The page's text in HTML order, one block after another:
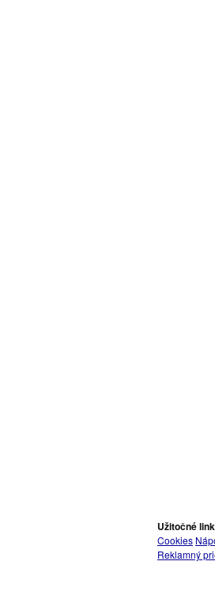
Užitočné
Cookies
Reklamný